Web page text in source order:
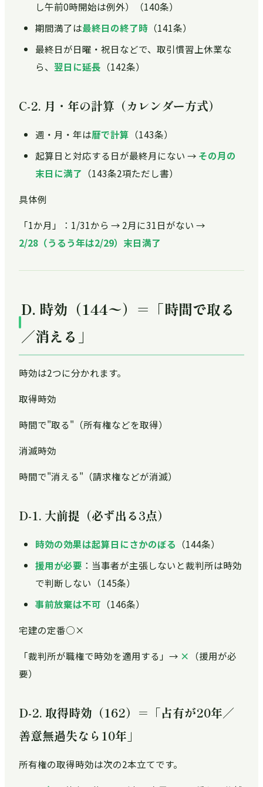
し午前0時開始は例外）（140条）
期間満了は最終日の終了時 （141条）
最終日が日曜・祝日などで、取引慣習上休業な
ら、 翌日に延長 （142条）
C-2. 月・年の計算（カレンダー方式）
週・月・年は暦で計算 （143条）
起算日と対応する日が最終月にない → その月の
末日に満了 （143条2項ただし書）
具体例
「1か月」：1/31から → 2月に31日がない →
2/28（うるう年は2/29）末日満了
D. 時効（144〜）＝「時間で取る
／消える」
時効は2つに分かれます。
取得時効
時間で"取る"（所有権などを取得）
消滅時効
時間で"消える"（請求権などが消滅）
D-1. 大前提（必ず出る3点）
時効の効果は起算日にさかのぼる （144条）
援用が必要 ：当事者が主張しないと裁判所は時効
で判断しない（145条）
事前放棄は不可 （146条）
宅建の定番○×
「裁判所が職権で時効を適用する」→ × （援用が必
要）
D-2. 取得時効（162）＝「占有が20年／
善意無過失なら10年」
所有権の取得時効は次の2本立てです。